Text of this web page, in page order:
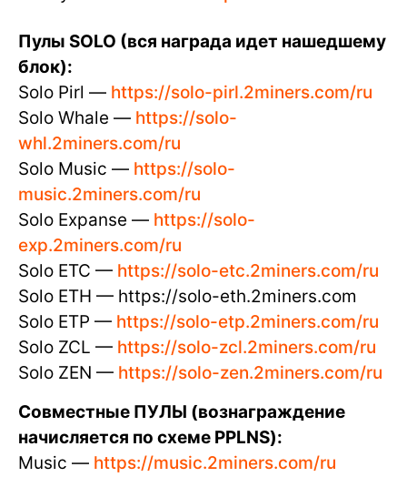
Пулы SOLO (вся награда идет нашедшему
блок):
Solo Pirl — https://solo-pirl.2miners.com/ru
Solo Whale — https://solo-
whl.2miners.com/ru
Solo Music — https://solo-
music.2miners.com/ru
Solo Expanse — https://solo-
exp.2miners.com/ru
Solo ETC — https://solo-etc.2miners.com/ru
Solo ETH — https://solo-eth.2miners.com
Solo ETP — https://solo-etp.2miners.com/ru
Solo ZCL — https://solo-zcl.2miners.com/ru
Solo ZEN — https://solo-zen.2miners.com/ru
Совместные ПУЛЫ (вознаграждение
начисляется по схеме PPLNS):
Music — https://music.2miners.com/ru